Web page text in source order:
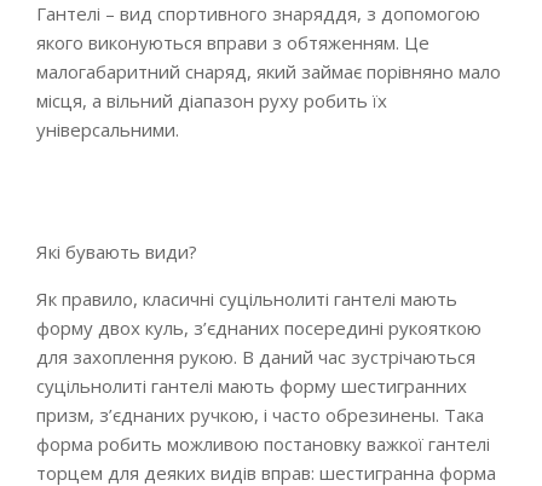
Гантелі – вид спортивного знаряддя, з допомогою
якого виконуються вправи з обтяженням. Це
малогабаритний снаряд, який займає порівняно мало
місця, а вільний діапазон руху робить їх
універсальними.
Які бувають види?
Як правило, класичні суцільнолиті гантелі мають
форму двох куль, з’єднаних посередині рукояткою
для захоплення рукою. В даний час зустрічаються
суцільнолиті гантелі мають форму шестигранних
призм, з’єднаних ручкою, і часто обрезинены. Така
форма робить можливою постановку важкої гантелі
торцем для деяких видів вправ: шестигранна форма